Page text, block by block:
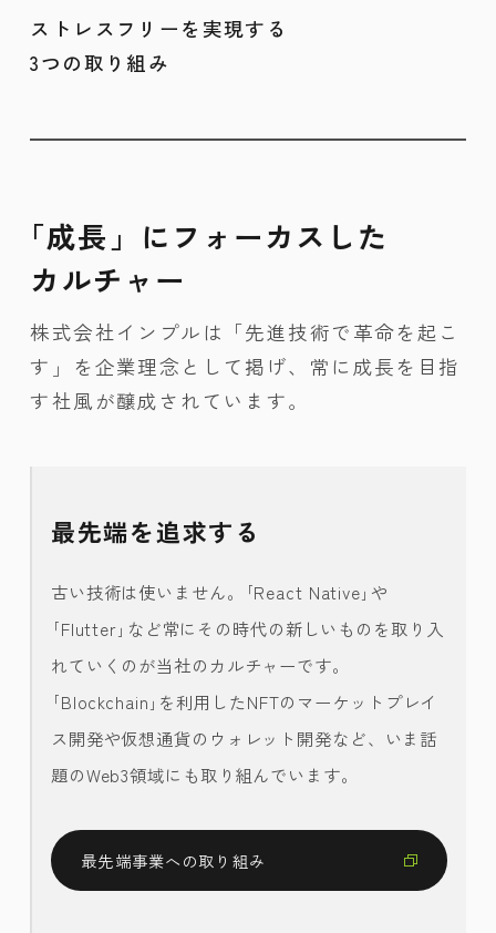
ストレスフリーを実現する
3つの取り組み
「成長」にフォーカスした
カルチャー
株式会社インプルは「先進技術で革命を起こ
す」を企業理念として掲げ、常に成長を目指
す社風が醸成されています。
最先端を追求する
古い技術は使いません。｢React Native｣や
｢Flutter｣など常にその時代の新しいものを取り入
れていくのが当社のカルチャーです。
｢Blockchain｣を利用したNFTのマーケットプレイ
ス開発や仮想通貨のウォレット開発など、いま話
題のWeb3領域にも取り組んでいます。
最先端事業への取り組み